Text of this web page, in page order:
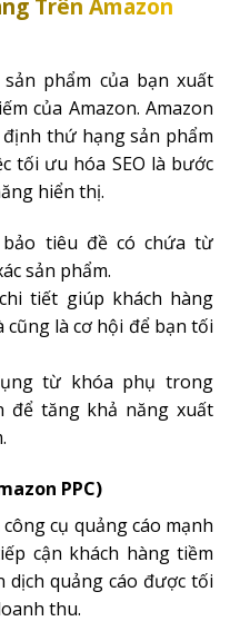
phẩm của bạn xuất
của Amazon. Amazon
thứ hạng sản phẩm
tối ưu hóa SEO là bước
hiển thị.
tiêu đề có chứa từ
sản phẩm.
tiết giúp khách hàng
cũng là cơ hội để bạn tối
từ khóa phụ trong
để tăng khả năng xuất
PPC)
công cụ quảng cáo mạnh
cận khách hàng tiềm
dịch quảng cáo được tối
thu.